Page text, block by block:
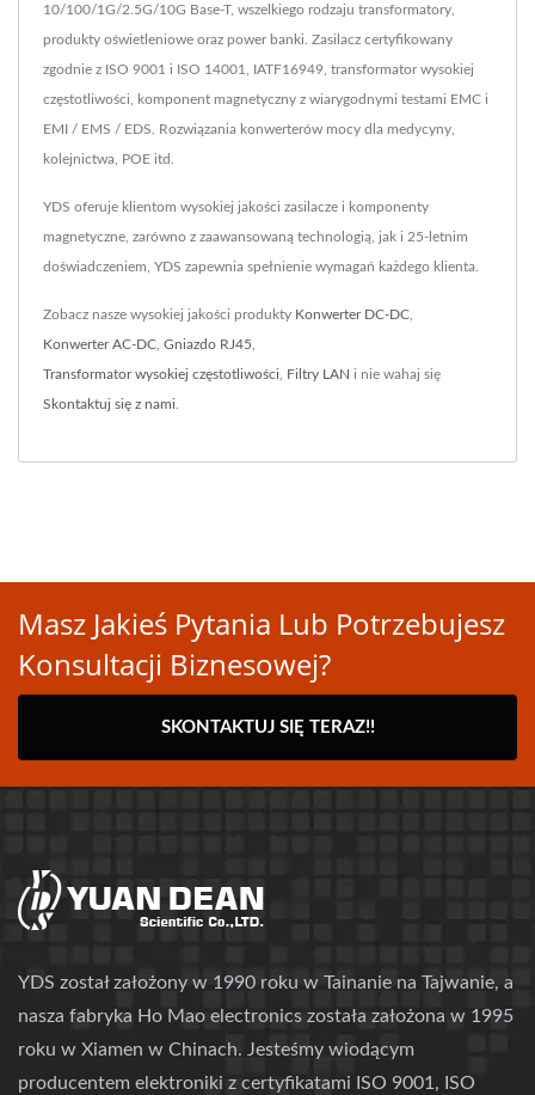
10/100/1G/2.5G/10G Base-T, wszelkiego rodzaju transformatory,
produkty oświetleniowe oraz power banki. Zasilacz certyfikowany
zgodnie z ISO 9001 i ISO 14001, IATF16949, transformator wysokiej
częstotliwości, komponent magnetyczny z wiarygodnymi testami EMC i
EMI / EMS / EDS. Rozwiązania konwerterów mocy dla medycyny,
kolejnictwa, POE itd.
YDS oferuje klientom wysokiej jakości zasilacze i komponenty
magnetyczne, zarówno z zaawansowaną technologią, jak i 25-letnim
doświadczeniem, YDS zapewnia spełnienie wymagań każdego klienta.
Zobacz nasze wysokiej jakości produkty Konwerter DC-DC
Konwerter AC-DC Gniazdo RJ45
Transformator wysokiej częstotliwości Filtry LAN i nie wahaj się
Skontaktuj się z nami
Masz Jakieś Pytania Lub Potrzebujesz
Konsultacji Biznesowej?
SKONTAKTUJ SIĘ TERAZ!!
YDS został założony w 1990 roku w Tainanie na Tajwanie, a
nasza fabryka Ho Mao electronics została założona w 1995
roku w Xiamen w Chinach. Jesteśmy wiodącym
producentem elektroniki z certyfikatami ISO 9001, ISO